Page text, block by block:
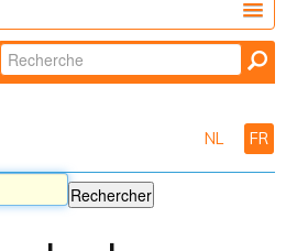
Chercher par
NL FR